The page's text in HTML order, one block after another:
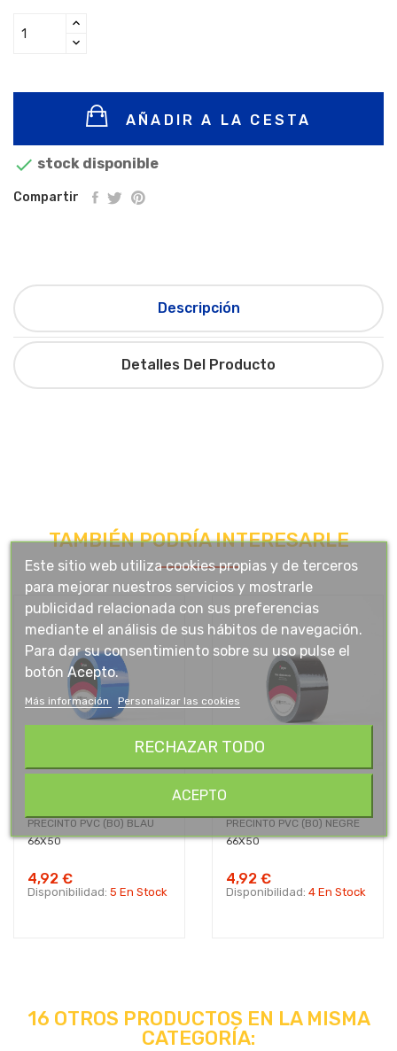
AÑADIR A LA CESTA
 stock disponible
Compartir
Descripción
Detalles Del Producto
TAMBIÉN PODRÍA INTERESARLE
PRECINTO PVC (BO) BLAU
66X50
4,92 €
Disponibilidad: 5 En Stock
PRECINTO PVC (BO) NEGRE
66X50
4,92 €
Disponibilidad: 4 En Stock
16 OTROS PRODUCTOS EN LA MISMA
CATEGORÍA:
Este sitio web utiliza cookies propias y de terceros
para mejorar nuestros servicios y mostrarle
publicidad relacionada con sus preferencias
mediante el análisis de sus hábitos de navegación.
Para dar su consentimiento sobre su uso pulse el
botón Acepto.
Más información Personalizar las cookies
RECHAZAR TODO
ACEPTO